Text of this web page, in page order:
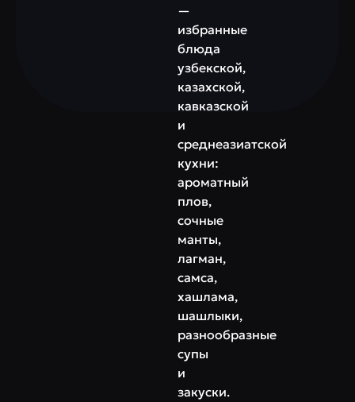
—
избранные
блюда
узбекской,
казахской,
кавказской
и
среднеазиатской
кухни:
ароматный
плов,
сочные
манты,
лагман,
самса,
хашлама,
шашлыки,
разнообразные
супы
и
закуски.